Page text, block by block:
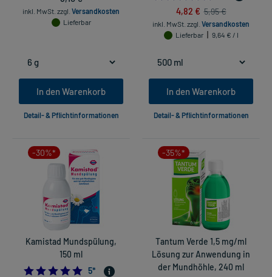
inkl. MwSt. zzgl. Versandkosten
Lieferbar
In den Warenkorb
Detail- & Pflichtinformationen
4,82 € 5,95 €
inkl. MwSt. zzgl. Versandkosten
Lieferbar
9,64 € / l
In den Warenkorb
Detail- & Pflichtinformationen
-30%*
Kamistad Mundspülung,
150 ml
5.0
5*
-35%*
Tantum Verde 1,5 mg/ml
Lösung zur Anwendung in
der Mundhöhle, 240 ml